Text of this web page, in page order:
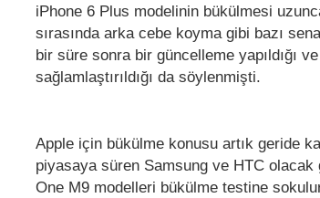
iPhone 6 Plus modelinin bükülmesi
sırasında arka cebe koyma gibi bazı
bir süre sonra bir güncelleme yapıldığı
sağlamlaştırıldığı da söylenmişti.
Apple için bükülme konusu artık geride
piyasaya süren Samsung ve HTC
One M9 modelleri bükülme testine